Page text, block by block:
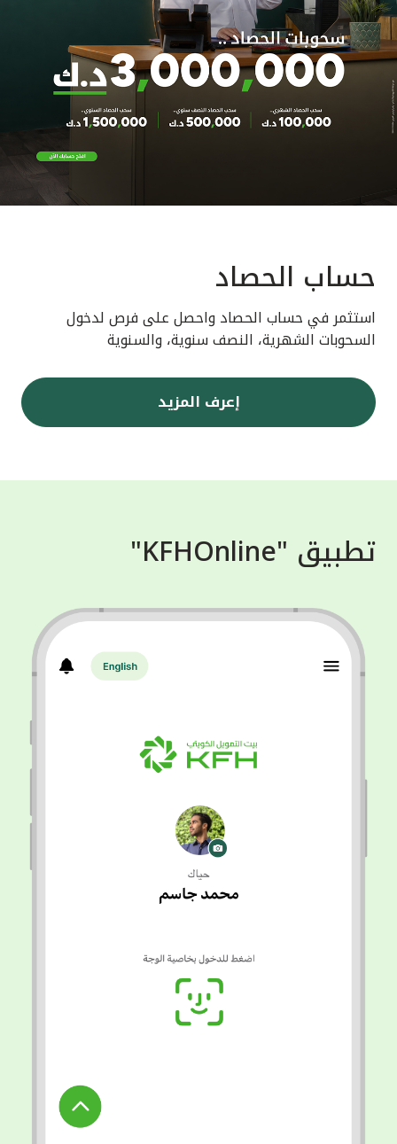
حساب الحصاد
استثمر في حساب الحصاد واحصل على فرص لدخول
السحوبات الشهرية، النصف سنوية، والسنوية
إعرف المزيد
تطبيق "KFHOnline"